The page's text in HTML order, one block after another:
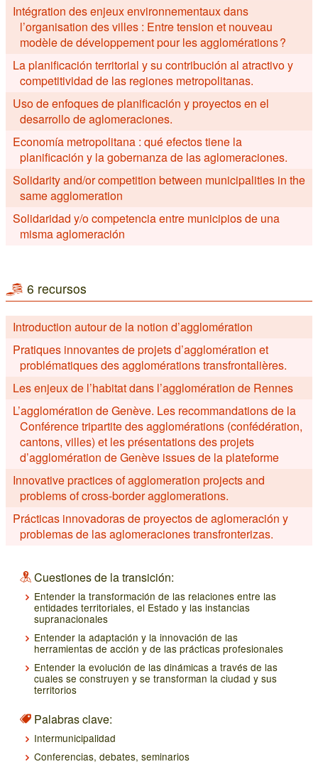
Intégration des enjeux environnementaux dans
l’organisation des villes : Entre tension et nouveau
modèle de développement pour les agglomérations ?
La planificación territorial y su contribución al atractivo y
competitividad de las regiones metropolitanas.
Uso de enfoques de planificación y proyectos en el
desarrollo de aglomeraciones.
Economía metropolitana : qué efectos tiene la
planificación y la gobernanza de las aglomeraciones.
Solidarity and/or competition between municipalities in the
same agglomeration
Solidaridad y/o competencia entre municipios de una
misma aglomeración
6 recursos
Introduction autour de la notion d’agglomération
Pratiques innovantes de projets d’agglomération et
problématiques des agglomérations transfrontalières.
Les enjeux de l’habitat dans l’agglomération de Rennes
L’agglomération de Genève. Les recommandations de la
Conférence tripartite des agglomérations (confédération,
cantons, villes) et les présentations des projets
d’agglomération de Genève issues de la plateforme
Innovative practices of agglomeration projects and
problems of cross-border agglomerations.
Prácticas innovadoras de proyectos de aglomeración y
problemas de las aglomeraciones transfronterizas.
Cuestiones de la transición:
Entender la transformación de las relaciones entre las
entidades territoriales, el Estado y las instancias
supranacionales
Entender la adaptación y la innovación de las
herramientas de acción y de las prácticas profesionales
Entender la evolución de las dinámicas a través de las
cuales se construyen y se transforman la ciudad y sus
territorios
Palabras clave:
Intermunicipalidad
Conferencias, debates, seminarios